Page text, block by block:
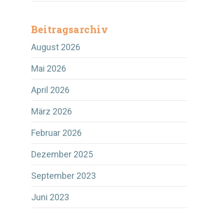
Beitragsarchiv
August 2026
Mai 2026
April 2026
März 2026
Februar 2026
Dezember 2025
September 2023
Juni 2023